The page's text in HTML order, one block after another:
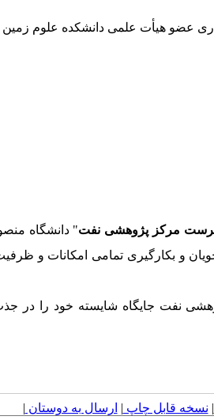
عضو هیأت علمی دانشکده علوم
مرکز پژوهشی نفت" دانشگاه
و بکارگیری تمامی امکانات
نفت جایگاه شایسته خود را در
| نسخه قابل چاپ | ارسال به دوستان |